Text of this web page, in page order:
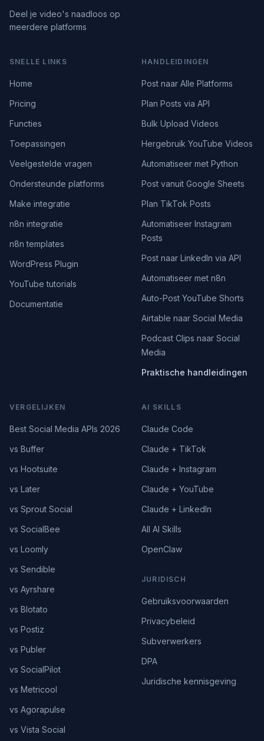
Deel je video's naadloos op
meerdere platforms
SNELLE LINKS
Home
Pricing
Functies
Toepassingen
Veelgestelde vragen
Ondersteunde platforms
Make integratie
n8n integratie
n8n templates
WordPress Plugin
YouTube tutorials
Documentatie
HANDLEIDINGEN
Post naar Alle Platforms
Plan Posts via API
Bulk Upload Videos
Hergebruik YouTube Videos
Automatiseer met Python
Post vanuit Google Sheets
Plan TikTok Posts
Automatiseer Instagram
Posts
Post naar LinkedIn via API
Automatiseer met n8n
Auto-Post YouTube Shorts
Airtable naar Social Media
Podcast Clips naar Social
Media
Praktische handleidingen
VERGELIJKEN
Best Social Media APIs 2026
vs Buffer
vs Hootsuite
vs Later
vs Sprout Social
vs SocialBee
vs Loomly
vs Sendible
vs Ayrshare
vs Blotato
vs Postiz
vs Publer
vs SocialPilot
vs Metricool
vs Agorapulse
vs Vista Social
AI SKILLS
Claude Code
Claude + TikTok
Claude + Instagram
Claude + YouTube
Claude + LinkedIn
All AI Skills
OpenClaw
JURIDISCH
Gebruiksvoorwaarden
Privacybeleid
Subverwerkers
DPA
Juridische kennisgeving